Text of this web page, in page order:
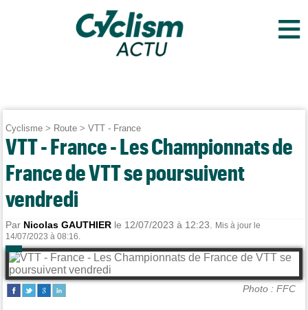
≡
Cyclisme > Route >VTT - France
VTT - France - Les Championnats de
France de VTT se poursuivent
vendredi
Par Nicolas GAUTHIER le 12/07/2023 à 12:23.
Mis à jour le
14/07/2023 à 08:16.
Photo : FFC